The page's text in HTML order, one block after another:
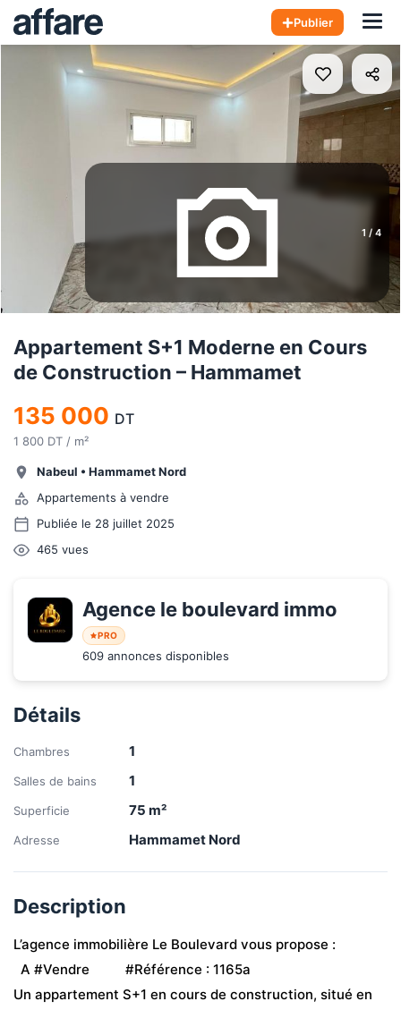
Publier
1 / 4
Appartement S+1 Moderne en Cours
de Construction – Hammamet
135 000 DT
1 800 DT / m²
Nabeul • Hammamet Nord
Appartements à vendre
Publiée le 28 juillet 2025
465 vues
Agence le boulevard immo
PRO
609 annonces disponibles
Détails
Chambres 1
Salles de bains 1
Superficie 75 m²
Adresse Hammamet Nord
Description
L’agence immobilière Le Boulevard vous propose :
A #Vendre          #Référence : 1165a
Un appartement S+1 en cours de construction, situé en